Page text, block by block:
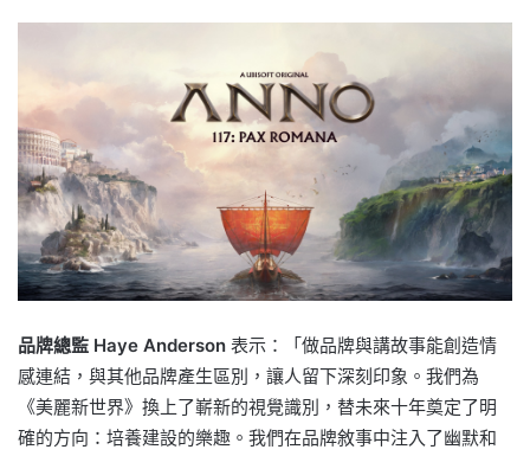
品牌總監 Haye Anderson 表示：「做品牌與講故事能創造情
感連結，與其他品牌產生區別，讓人留下深刻印象。我們為
《美麗新世界》換上了嶄新的視覺識別，替未來十年奠定了明
確的方向：培養建設的樂趣。我們在品牌敘事中注入了幽默和